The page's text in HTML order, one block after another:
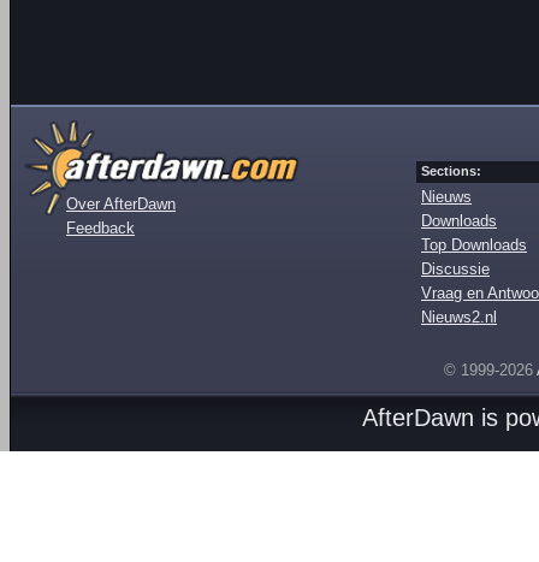
Over AfterDawn
Feedback
Sections:
Nieuws
Downloads
Top Downloads
Discussie
Vraag en
Nieuws2.nl
© 1999-2026
AfterDawn is